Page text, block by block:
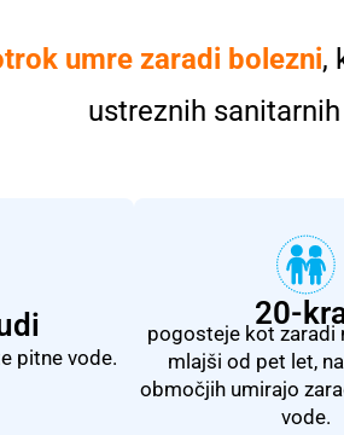
umre zaradi bolezni,
ustreznih
pitne vode.
20-
pogosteje kot zaradi
mlajši od pet let,
območjih umirajo
vode.